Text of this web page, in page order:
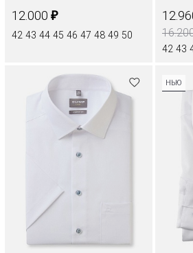
12.000 ₽
42 43 44 45 46 47 48 49 50
42 43
НЬЮ